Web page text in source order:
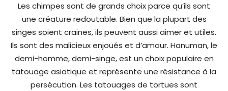
Les chimpes sont de grands choix parce qu’ils sont
une créature redoutable. Bien que la plupart des
singes soient craines, ils peuvent aussi aimer et utiles.
Ils sont des malicieux enjoués et d’amour. Hanuman, le
demi-homme, demi-singe, est un choix populaire en
tatouage asiatique et représente une résistance à la
persécution. Les tatouages de tortues sont